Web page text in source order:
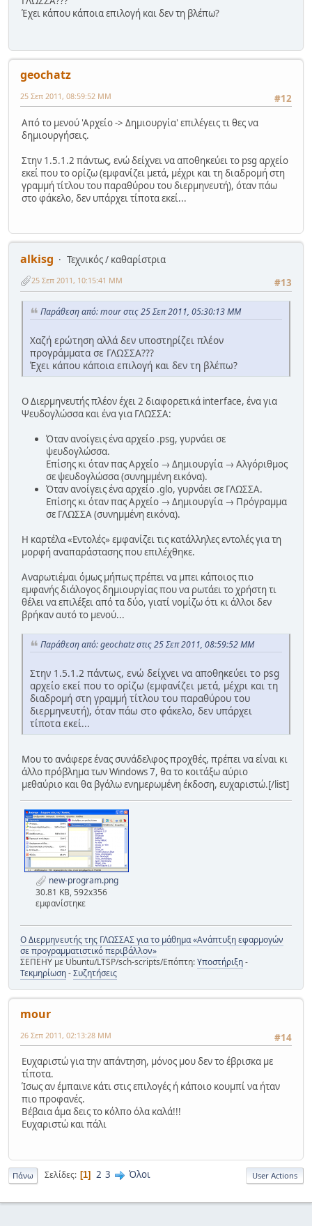
Έχει κάπου κάποια επιλογή και δεν τη βλέπω?
geochatz
#12
25 Σεπ 2011, 08:59:52 ΜΜ
Από το μενού 'Αρχείο -> Δημιουργία' επιλέγεις τι θες να
δημιουργήσεις.
Στην 1.5.1.2 πάντως, ενώ δείχνει να αποθηκεύει το psg αρχείο
εκεί που το ορίζω (εμφανίζει μετά, μέχρι και τη διαδρομή στη
γραμμή τίτλου του παραθύρου του διερμηνευτή), όταν πάω
στο φάκελο, δεν υπάρχει τίποτα εκεί...
alkisg
Τεχνικός / καθαρίστρια
#13
25 Σεπ 2011, 10:15:41 ΜΜ
Παράθεση από: mour στις 25 Σεπ 2011, 05:30:13 ΜΜ
Χαζή ερώτηση αλλά δεν υποστηρίζει πλέον
προγράμματα σε ΓΛΩΣΣΑ???
Έχει κάπου κάποια επιλογή και δεν τη βλέπω?
Ο Διερμηνευτής πλέον έχει 2 διαφορετικά interface, ένα για
Ψευδογλώσσα και ένα για ΓΛΩΣΣΑ:
Όταν ανοίγεις ένα αρχείο .psg, γυρνάει σε
ψευδογλώσσα.
Επίσης κι όταν πας Αρχείο → Δημιουργία → Αλγόριθμος
σε ψευδογλώσσα (συνημμένη εικόνα).
Όταν ανοίγεις ένα αρχείο .glo, γυρνάει σε ΓΛΩΣΣΑ.
Επίσης κι όταν πας Αρχείο → Δημιουργία → Πρόγραμμα
σε ΓΛΩΣΣΑ (συνημμένη εικόνα).
Η καρτέλα «Εντολές» εμφανίζει τις κατάλληλες εντολές για τη
μορφή αναπαράστασης που επιλέχθηκε.
Αναρωτιέμαι όμως μήπως πρέπει να μπει κάποιος πιο
εμφανής διάλογος δημιουργίας που να ρωτάει το χρήστη τι
θέλει να επιλέξει από τα δύο, γιατί νομίζω ότι κι άλλοι δεν
βρήκαν αυτό το μενού...
Παράθεση από: geochatz στις 25 Σεπ 2011, 08:59:52 ΜΜ
Στην 1.5.1.2 πάντως, ενώ δείχνει να αποθηκεύει το psg
αρχείο εκεί που το ορίζω (εμφανίζει μετά, μέχρι και τη
διαδρομή στη γραμμή τίτλου του παραθύρου του
διερμηνευτή), όταν πάω στο φάκελο, δεν υπάρχει
τίποτα εκεί...
Μου το ανάφερε ένας συνάδελφος προχθές, πρέπει να είναι κι
άλλο πρόβλημα των Windows 7, θα το κοιτάξω αύριο
μεθαύριο και θα βγάλω ενημερωμένη έκδοση, ευχαριστώ.[/list]
new-program.png
30.81 KB, 592x356
εμφανίστηκε
Ο Διερμηνευτής της ΓΛΩΣΣΑΣ για το μάθημα «Ανάπτυξη εφαρμογών
σε προγραμματιστικό περιβάλλον»
ΣΕΠΕΗΥ με Ubuntu/LTSP/sch-scripts/Επόπτη:Υποστήριξη-
Τεκμηρίωση-Συζητήσεις
mour
#14
26 Σεπ 2011, 02:13:28 ΜΜ
Ευχαριστώ για την απάντηση, μόνος μου δεν το έβρισκα με
τίποτα.
Ίσως αν έμπαινε κάτι στις επιλογές ή κάποιο κουμπί να ήταν
πιο προφανές.
Βέβαια άμα δεις το κόλπο όλα καλά!!!
Ευχαριστώ και πάλι
Πάνω Σελίδες 1 2 3 Όλοι User Actions